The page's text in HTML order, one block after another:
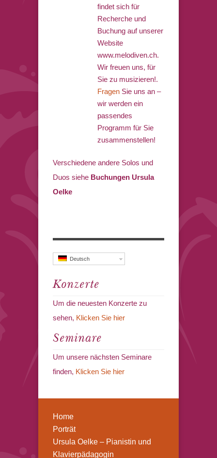
findet sich für
Recherche und
Buchung auf unserer
Website
www.melodiven.ch.
Wir freuen uns, für
Sie zu musizieren!.
FragenSie uns an –
wir werden ein
passendes
Programm für Sie
zusammenstellen!
Verschiedene andere Solos und
Duos siehe Buchungen Ursula
Oelke
Deutsch
Konzerte
Um die neuesten Konzerte zu
sehen, Klicken Sie hier
Seminare
Um unsere nächsten Seminare
finden, Klicken Sie hier
Home
Porträt
Ursula Oelke – Pianistin und
Klavierpädagogin